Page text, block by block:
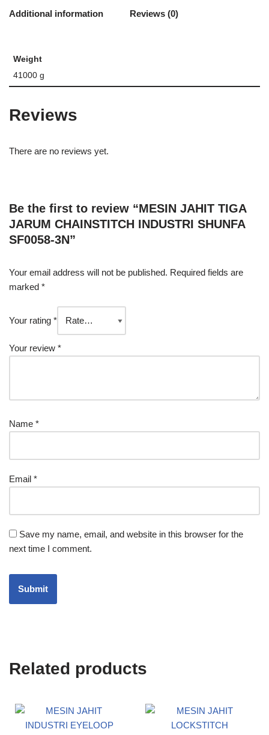
Additional information Reviews (0)
Weight
41000 g
Reviews
There are no reviews yet.
Be the first to review “MESIN JAHIT TIGA
JARUM CHAINSTITCH INDUSTRI SHUNFA
SF0058-3N”
Your email address will not be published. Required fields are
marked *
Your rating *
Your review *
Name *
Email *
Save my name, email, and website in this browser for the
next time I comment.
Related products